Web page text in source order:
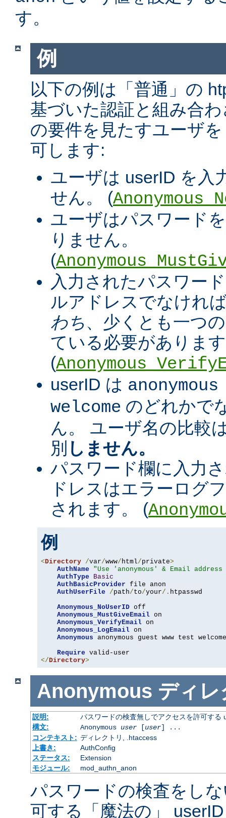
す。
例
以下の例は「普通」の
基づいた認証と組み合
の要件を見たすユーザ
可します:
ユーザは userID を入
せん。 (
ユーザはパスワード
りません。
(
入力されたパスワー
ルアドレスでなけれ
わち、少くとも一つ
ている必要がありま
(
userID は
welcome のどれかで
ん。 ユーザ名の比較
別 しません。
パスワード欄に入力
ドレスはエラーログ
されます。 (
例
<Directory /var/www/ html/private>
AuthName
"Use 'anonymous' & Email
AuthType
Basic
AuthBasicProvider file anon
AuthUserFile
/path/to/your/. htpasswd
Anonymous_NoUserID off
Anonymous_MustGiveEmail on
Anonymous_VerifyEmail on
Anonymous_LogEmail on
Anonymous anonymous guest www test welcome
Require
</Directory>
Anonymous ディレ
説明:
パスワードの検査無しでアクセスを許可する
構文:
Anonymous user[user] ...
コンテキスト: ディレクトリ, .htaccess
上書き:
AuthConfig
ステータス:
Extension
モジュール:
mod_authn_anon
パスワードの検査をし
可する「魔法の」